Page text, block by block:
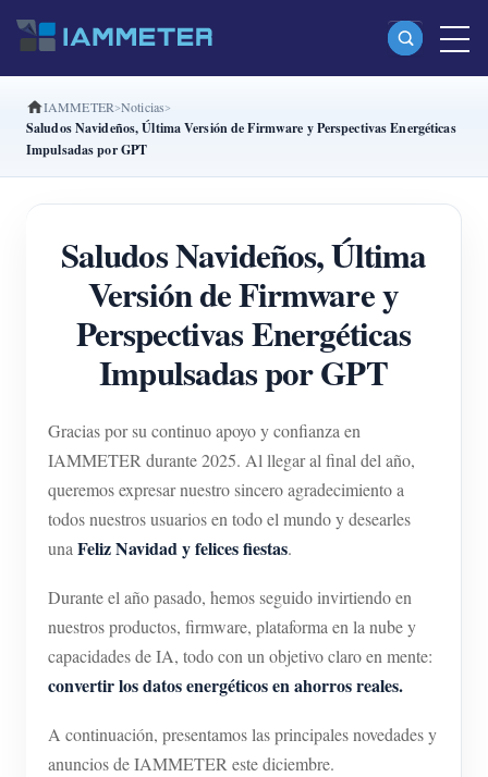
Productos
Medidor Wi-Fi bifásico (WEM2067)
Medidor Wi-Fi trifásico (WEM3080T)
Medidor Wi-Fi trifásico (WEM3046T)
Medidor Wi-Fi trifásico (WEM3050T)
Controlador de potencia WiFi
Servicio self-hosting
Cargador EV
Sistema de previsión y simulación energética
Aplicaciones
Monitor de consumo eléctrico
Recursos
IAMMETER Noticias
Saludos Navideños, Última Versión de Firmware y Perspectivas Energéticas
Impulsadas por GPT
Saludos Navideños, Última
Versión de Firmware y
Perspectivas Energéticas
Impulsadas por GPT
Gracias por su continuo apoyo y confianza en
IAMMETER durante 2025. Al llegar al final del año,
queremos expresar nuestro sincero agradecimiento a
todos nuestros usuarios en todo el mundo y desearles
unaFeliz Navidad y felices fiestas.
Durante el año pasado, hemos seguido invirtiendo en
nuestros productos, firmware, plataforma en la nube y
capacidades de IA, todo con un objetivo claro en mente:
convertir los datos energéticos en ahorros reales.
A continuación, presentamos las principales novedades y
anuncios de IAMMETER este diciembre.